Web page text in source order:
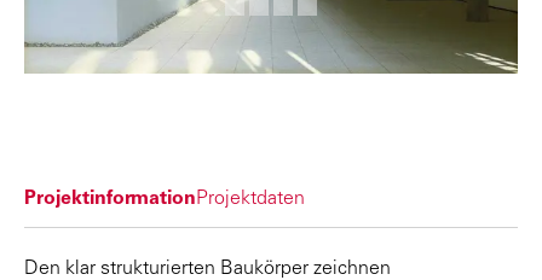
ProjektinformationProjektdaten
Den klar strukturierten Baukörper zeichnen